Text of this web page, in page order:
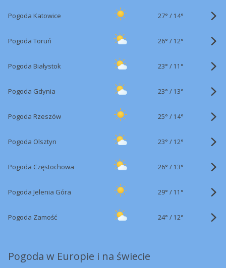
Pogoda Katowice 27° / 14°
Pogoda Toruń 26° / 12°
Pogoda Białystok 23° / 11°
Pogoda Gdynia 23° / 13°
Pogoda Rzeszów 25° / 14°
Pogoda Olsztyn 23° / 12°
Pogoda Częstochowa 26° / 13°
Pogoda Jelenia Góra 29° / 11°
Pogoda Zamość 24° / 12°
Pogoda w Europie i na świecie